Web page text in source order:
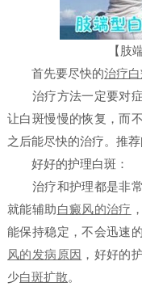
【肢
首先要尽快的治疗
治疗方法一定要对症
让白斑慢慢的恢复，而
之后能尽快的治疗。推荐
好好的护理白斑：
治疗和护理都是非常
就能辅助白癜风的治疗
能保持稳定，不会迅速
风的发病原因 ，好好的
少白斑扩散。